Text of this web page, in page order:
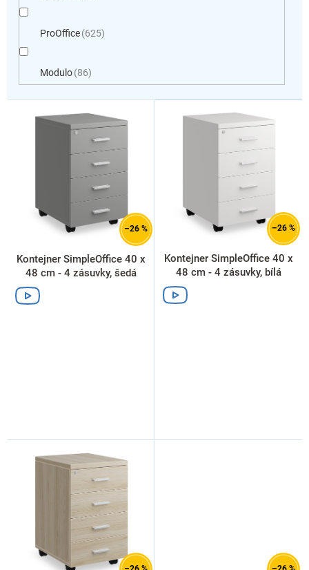
ProOffice 625
Modulo 86
V
–26 %
Kontejner SimpleOffice 40 x
48 cm - 4 zásuvky, šedá
–26 %
Kontejner SimpleOffice 40 x
48 cm - 4 zásuvky, bílá